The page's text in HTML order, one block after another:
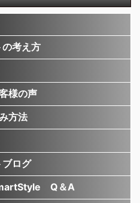
考え方
様の声
方法
ログ
Q＆A